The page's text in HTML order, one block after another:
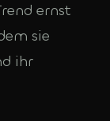
ernst
sie
ihr